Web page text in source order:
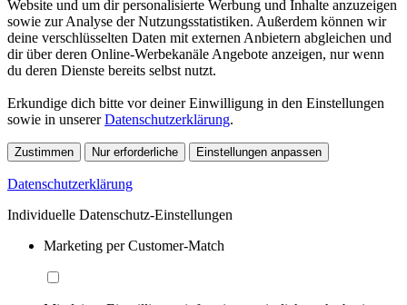
Website und um dir personalisierte Werbung und Inhalte anzuzeigen
sowie zur Analyse der Nutzungsstatistiken. Außerdem können wir
deine verschlüsselten Daten mit externen Anbietern abgleichen und
dir über deren Online-Werbekanäle Angebote anzeigen, nur wenn
du deren Dienste bereits selbst nutzt.
Erkundige dich bitte vor deiner Einwilligung in den Einstellungen
sowie in unsererDatenschutzerklärung.
Zustimmen Nur erforderliche Einstellungen anpassen
Datenschutzerklärung
Individuelle Datenschutz-Einstellungen
Marketing per Customer-Match